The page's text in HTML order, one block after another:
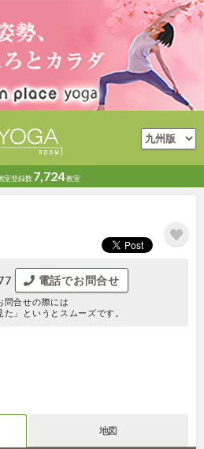
室登録数 7,724教室
電話でお問合せ
合せの際には
た」というとスムーズです。
地図